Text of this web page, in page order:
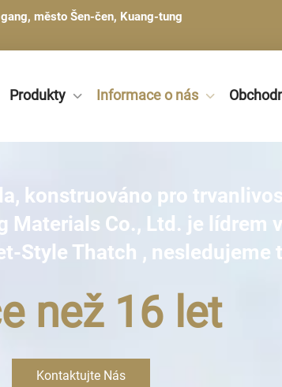
město Šen-čen, Kuang-tung
Produkty Informace o nás
konstruováno pro
Materials Co., Ltd. je lídrem
Style Thatch , nesledujeme
než 16 let
Kontaktujte Nás